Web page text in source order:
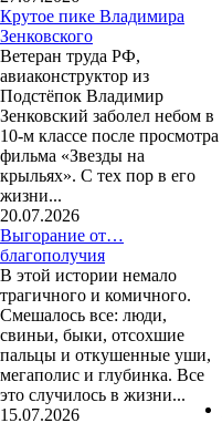
Крутое пике Владимира
Зенковского
Ветеран труда РФ,
авиаконструктор из
Подстёпок Владимир
Зенковский заболел небом в
10-м классе после просмотра
фильма «Звезды на
крыльях». С тех пор в его
жизни...
20.07.2026
Выгорание от…
благополучия
В этой истории немало
трагичного и комичного.
Смешалось все: люди,
свиньи, быки, отсохшие
пальцы и откушенные уши,
мегаполис и глубинка. Все
это случилось в жизни...
15.07.2026